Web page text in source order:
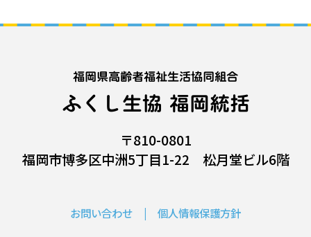
福岡県高齢者福祉生活協同組合
ふくし生協 福岡統括
〒810-0801
福岡市博多区中洲5丁目1-22 松月堂ビル6階
お問い合わせ 個人情報保護方針